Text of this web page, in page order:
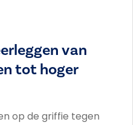
van
tot hoger
op de griffie tegen